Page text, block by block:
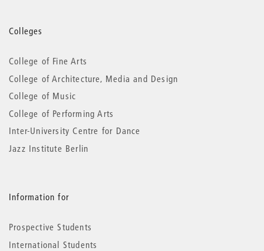
More
information
Colleges
College of Fine Arts
College of Architecture, Media and Design
College of Music
College of Performing Arts
Inter-University Centre for Dance
Jazz Institute Berlin
Information for
Prospective Students
International Students